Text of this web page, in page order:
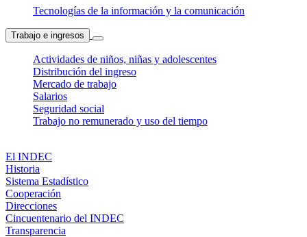
Tecnologías de la información y la comunicación
Trabajo e ingresos
Actividades de niños, niñas y adolescentes
Distribución del ingreso
Mercado de trabajo
Salarios
Seguridad social
Trabajo no remunerado y uso del tiempo
El INDEC
Historia
Sistema Estadístico
Cooperación
Direcciones
Cincuentenario del INDEC
Transparencia